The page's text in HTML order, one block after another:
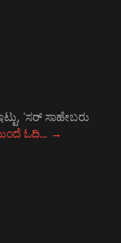
‘ಸರ್ ಸಾಹೇಬರು
ಓದಿ… →